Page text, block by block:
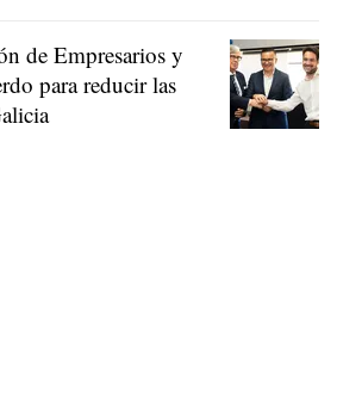
de Empresarios y
para reducir las